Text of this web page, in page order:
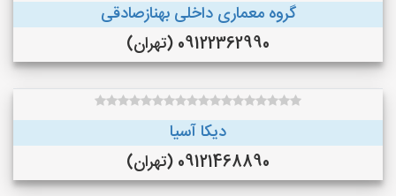
گروه معماری داخلی بهنازصادقی
09122362990 (تهران)
دیکا آسیا
09121468890 (تهران)